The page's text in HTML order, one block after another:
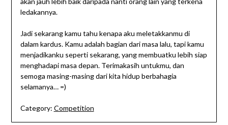
ledakannya.
Jadi sekarang kamu tahu kenapa aku meletakkanmu di
dalam kardus. Kamu adalah bagian dari masa lalu, tapi kamu
menjadikanku seperti sekarang, yang membuatku lebih siap
menghadapi masa depan. Terimakasih untukmu, dan
semoga masing-masing dari kita hidup berbahagia
selamanya… =)
Category: Competition